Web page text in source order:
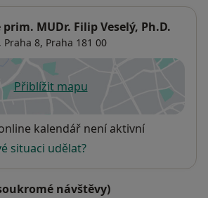
MUDr. Filip Veselý, Ph.D.
Praha 8, Praha 181 00
Přiblížit mapuse otevře v nové záložce
kalendář není aktivní
situaci udělat?
návštěvy)